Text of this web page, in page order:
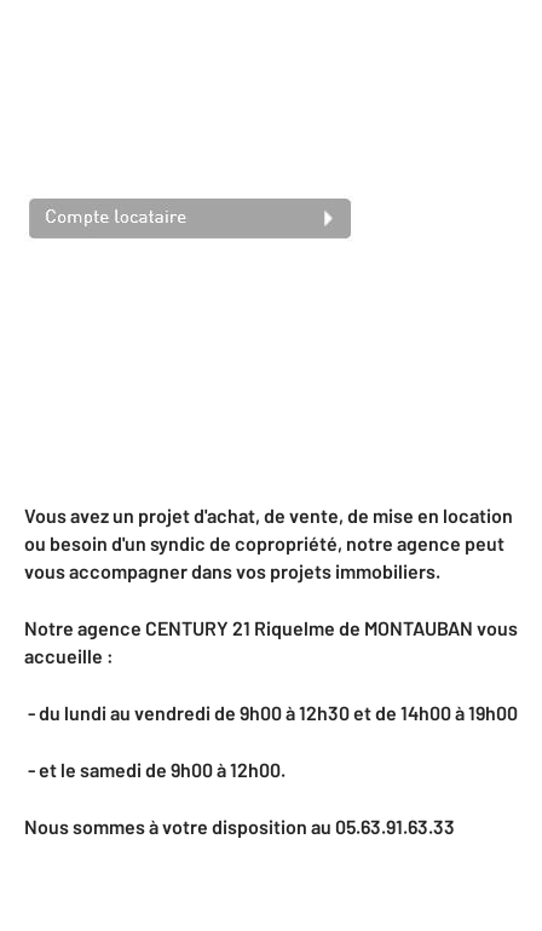
Vous avez un projet d'achat, de vente, de mise en location
ou besoin d'un syndic de copropriété, notre agence peut
vous accompagner dans vos projets immobiliers.
Notre agence CENTURY 21 Riquelme de MONTAUBAN vous
accueille :
- du lundi au vendredi de 9h00 à 12h30 et de 14h00 à 19h00
- et le samedi de 9h00 à 12h00.
Nous sommes à votre disposition au 05.63.91.63.33